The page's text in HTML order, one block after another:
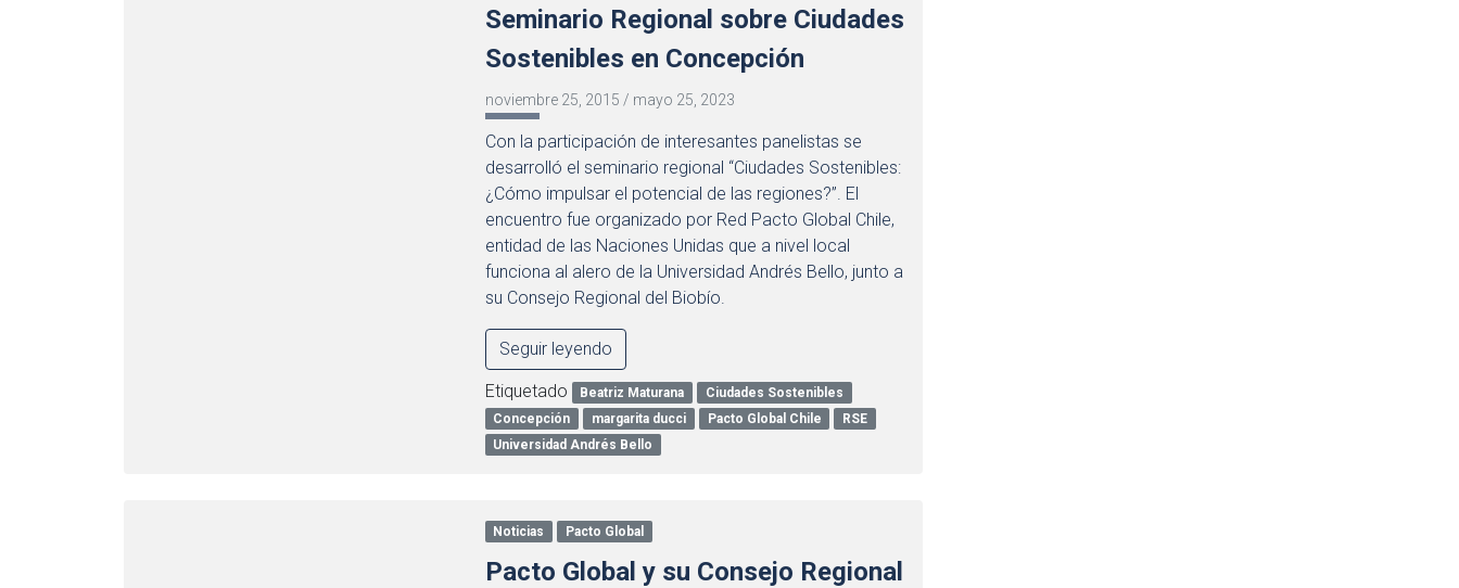
Seminario Regional sobre Ciudades
Sostenibles en Concepción
noviembre 25, 2015 / mayo 25, 2023
Con la participación de interesantes panelistas se
desarrolló el seminario regional “Ciudades Sostenibles:
¿Cómo impulsar el potencial de las regiones?”. El
encuentro fue organizado por Red Pacto Global Chile,
entidad de las Naciones Unidas que a nivel local
funciona al alero de la Universidad Andrés Bello, junto a
su Consejo Regional del Biobío.
Seguir leyendo
Etiquetado Beatriz Maturana
Ciudades Sostenibles
Concepción
margarita ducci Pacto Global Chile
RSE
Universidad Andrés Bello
Noticias Pacto Global
Pacto Global y su Consejo Regional